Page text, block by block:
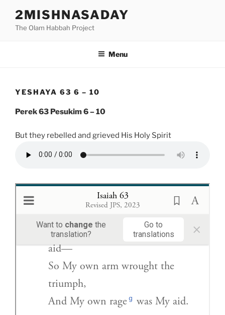
content
2MISHNASADAY
The Olam Habbah Project
Menu
YESHAYA 63 6 – 10
Perek 63 Pesukim 6 – 10
But they rebelled and grieved His Holy Spirit